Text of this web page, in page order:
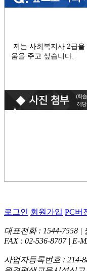
저는 사회복지사 2급
움을 주고 싶습니다.
ㅅ
로그인 회원가입 PC버
대표전화 : 1544-7558 |
FAX : 02-536-8707 | E-
사업자등록번호 : 214-